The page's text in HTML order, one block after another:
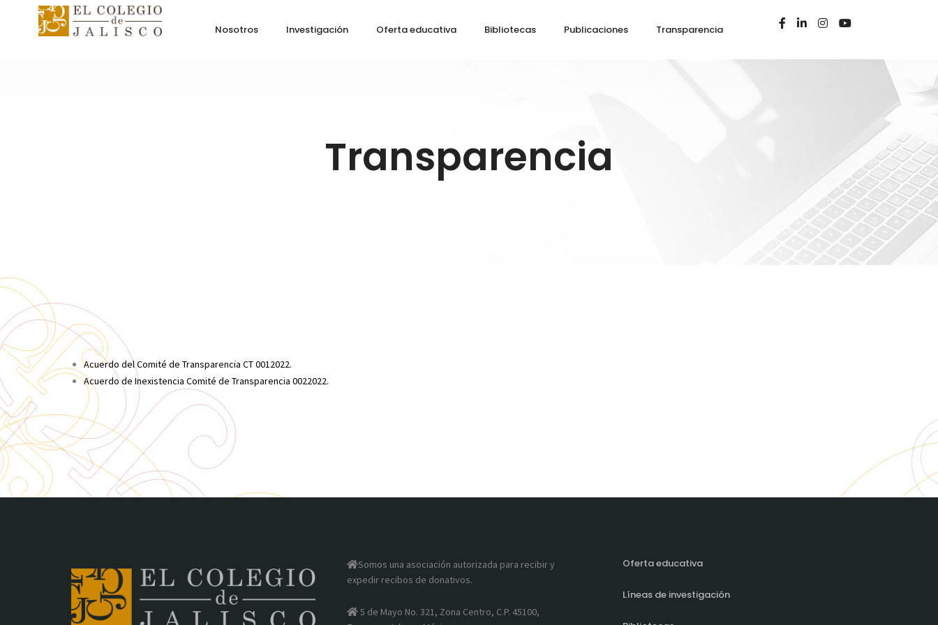
Nosotros Investigación Oferta educativa Bibliotecas Publicaciones Transparencia
Transparencia
Acuerdo del Comité de Transparencia CT 0012022.
Acuerdo de Inexistencia Comité de Transparencia 0022022.
Somos una asociación autorizada para recibir y
expedir recibos de donativos.
5 de Mayo No. 321, Zona Centro, C.P. 45100,
Oferta educativa
Líneas de investigación